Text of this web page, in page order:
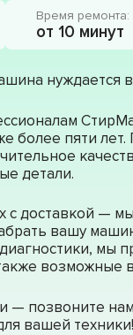
Время ремонта:
от 10 минут
нуждается
более пяти
детали.
с доставкой —
вашу
мы
— позвоните
вашей техники!